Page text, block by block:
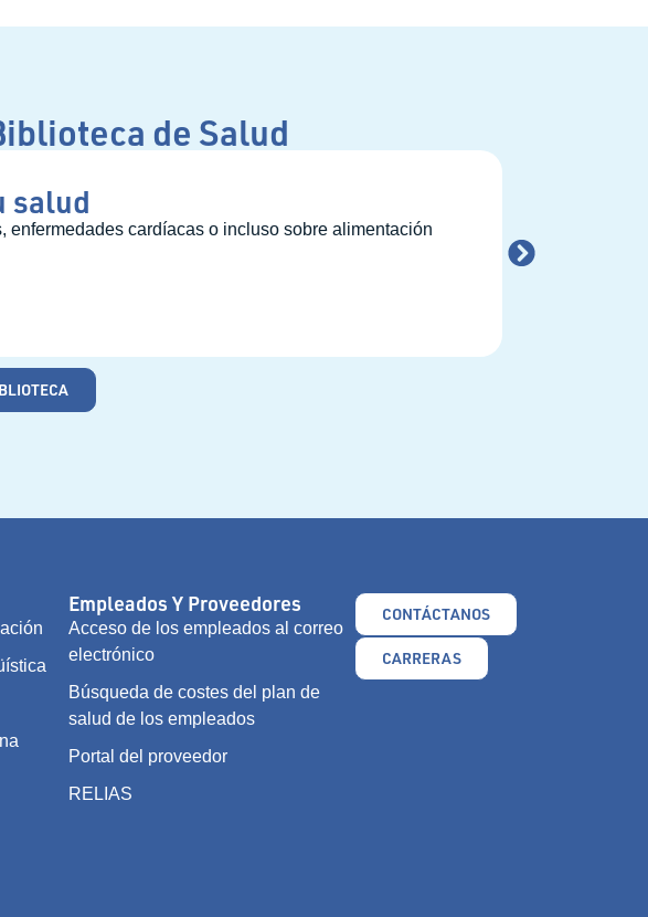
de Salud
salud
cardíacas o incluso sobre alimentación
puede hacer
CONTÁCTANOS
CARRERAS
Empleados Y Proveedores
Acceso de los empleados al correo
electrónico
Búsqueda de costes del plan de
salud de los empleados
Portal del proveedor
RELIAS